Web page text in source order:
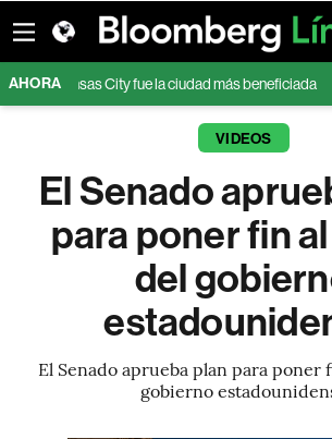
AHORACity fue la ciudad más beneficiada En
VIDEOS
El Senado
para poner fin
del
El Senado aprueba plan para poner
gobierno